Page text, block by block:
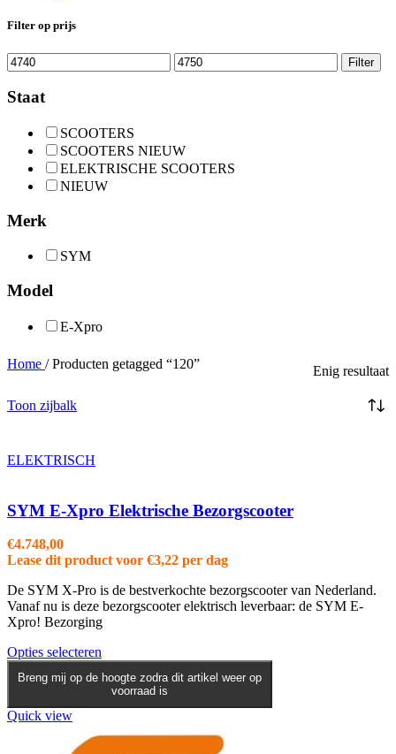
Filter op prijs
Min.
prijs
Max.
prijs
Filter
Staat
SCOOTERS
SCOOTERS NIEUW
ELEKTRISCHE SCOOTERS
NIEUW
Merk
SYM
Model
E-Xpro
Home / Producten getagged “120” Enig resultaat
Toon zijbalk
ELEKTRISCH
SYM E-Xpro Elektrische Bezorgscooter
€4.748,00
Lease dit product voor €3,22 per dag
De SYM X-Pro is de bestverkochte bezorgscooter van Nederland.
Vanaf nu is deze bezorgscooter elektrisch leverbaar: de SYM E-
Xpro! Bezorging
Opties selecteren
product
heeft
meerdere
Deze
Breng mij op de hoogte zodra dit artikel weer op
voorraad is
Quick view